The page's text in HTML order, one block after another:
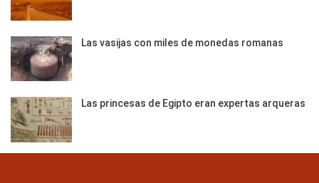
Las vasijas con miles de monedas romanas
Las princesas de Egipto eran expertas arqueras